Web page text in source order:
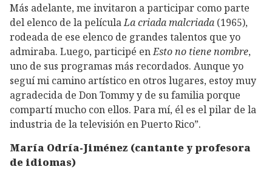
Más adelante, me invitaron a participar como parte
del elenco de la películaLa criada malcriada (1965),
rodeada de ese elenco de grandes talentos que yo
admiraba. Luego, participé enEsto no tiene nombre,
uno de sus programas más recordados. Aunque yo
seguí mi camino artístico en otros lugares, estoy muy
agradecida de Don Tommy y de su familia porque
compartí mucho con ellos. Para mí, él es el pilar de la
industria de la televisión en Puerto Rico”.
María Odría-Jiménez (cantante y profesora
de idiomas)